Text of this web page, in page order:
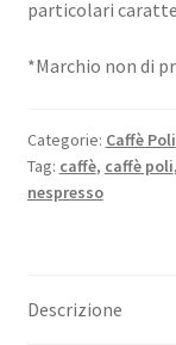
particolari
*Marchio non di
Categorie: Caffè Poli
Tag: caffè, caffè poli,
nespresso
Descrizione